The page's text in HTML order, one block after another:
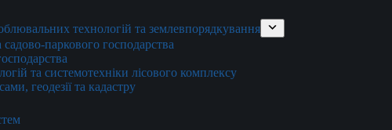
технологій та землевпорядкування
паркового господарства
та системотехніки лісового комплексу
геодезії та кадастру